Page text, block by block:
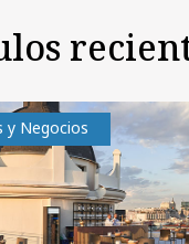
y Negocios